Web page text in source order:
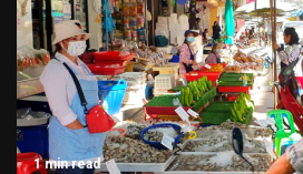
1 min read